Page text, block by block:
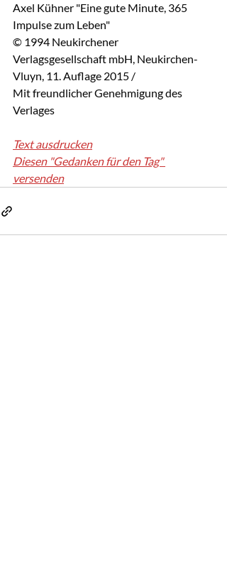
Axel Kühner "Eine gute Minute, 365
Impulse zum Leben"
© 1994 Neukirchener
Verlagsgesellschaft mbH, Neukirchen-
Vluyn, 11. Auflage 2015 /
Mit freundlicher Genehmigung des
Verlages
Text ausdrucken
Diesen "Gedanken für den Tag"
versenden